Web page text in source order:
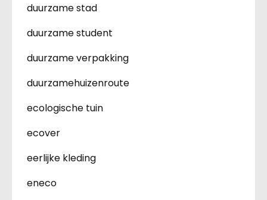
duurzame stad
duurzame student
duurzame verpakking
duurzamehuizenroute
ecologische tuin
ecover
eerlijke kleding
eneco